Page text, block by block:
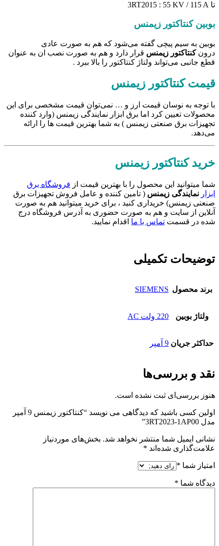
تا 3RT2015 : 55 KV / 115 A
بوبین کنتاکتور زیمنس
بوبین به سیم پیچی گفته می‌شود که هم به صورت عادی
درون کنتاکتور زیمنس قرار دارد و هم به صورت نصب ان به عنوان
قطع جانبی می‌تواند ولتاژ کنتاکتور را بالا ببرد .
قیمت کنتاکتور زیمنس
با توجه به نوسان قیمت ارز و … نمی‌توان قیمت مشخصی برای این
محصولات تعیین کرد اما برق ابزار نمایندگی زیمنس (وارد کننده
تجهیزات برق صنعتی زیمنس ) به شما بهترین قیمت ها را ارائه
می‌دهد.
خرید کنتاکتور زیمنس
شما میتوانید این محصول را با بهترین قیمت از فروشگاه برق
ابزار نمایندگی زیمنس ( تامین کننده و عامل فروش تجهیزات برق
صنعتی زیمنس) خریداری کنید ، برای خرید میتوانید هم به صورت
آنلاین از سایت و هم به صورت حضوری به آدرس فروشگاه درج
شده در قسمت تماس با ما اقدام نمایید.
توضیحات تکمیلی
برند محصول SIEMENS
ولتاژ بوبین 220 ولت AC
حداکثر جریان 9 آمپر
نقد و بررسی‌ها
هنوز بررسی‌ای ثبت نشده است.
اولین کسی باشید که دیدگاهی می نویسد “کنتاکتور زیمنس 9 آمپر
مدل 3RT2023-1AP00”
نشانی ایمیل شما منتشر نخواهد شد. بخش‌های موردنیاز
علامت‌گذاری شده‌اند *
امتیاز شما *
دیدگاه شما *